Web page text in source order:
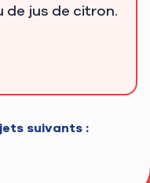
de jus de citron.
suivants :